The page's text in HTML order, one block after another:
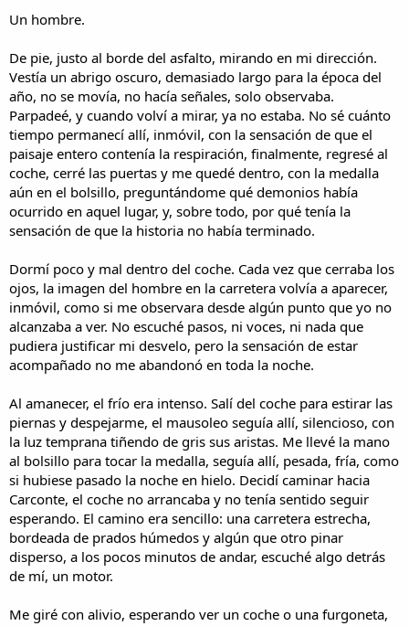
Un hombre.
De pie, justo al borde del asfalto, mirando en mi dirección.
Vestía un abrigo oscuro, demasiado largo para la época del
año, no se movía, no hacía señales, solo observaba.
Parpadeé, y cuando volví a mirar, ya no estaba. No sé cuánto
tiempo permanecí allí, inmóvil, con la sensación de que el
paisaje entero contenía la respiración, finalmente, regresé al
coche, cerré las puertas y me quedé dentro, con la medalla
aún en el bolsillo, preguntándome qué demonios había
ocurrido en aquel lugar, y, sobre todo, por qué tenía la
sensación de que la historia no había terminado.
Dormí poco y mal dentro del coche. Cada vez que cerraba los
ojos, la imagen del hombre en la carretera volvía a aparecer,
inmóvil, como si me observara desde algún punto que yo no
alcanzaba a ver. No escuché pasos, ni voces, ni nada que
pudiera justificar mi desvelo, pero la sensación de estar
acompañado no me abandonó en toda la noche.
Al amanecer, el frío era intenso. Salí del coche para estirar las
piernas y despejarme, el mausoleo seguía allí, silencioso, con
la luz temprana tiñendo de gris sus aristas. Me llevé la mano
al bolsillo para tocar la medalla, seguía allí, pesada, fría, como
si hubiese pasado la noche en hielo. Decidí caminar hacia
Carconte, el coche no arrancaba y no tenía sentido seguir
esperando. El camino era sencillo: una carretera estrecha,
bordeada de prados húmedos y algún que otro pinar
disperso, a los pocos minutos de andar, escuché algo detrás
de mí, un motor.
Me giré con alivio, esperando ver un coche o una furgoneta,